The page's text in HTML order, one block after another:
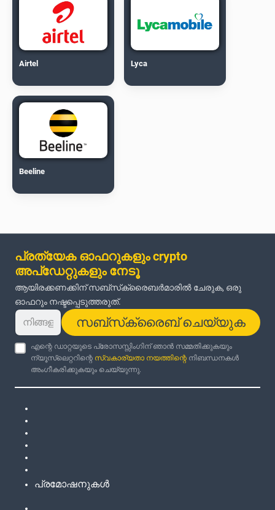
Airtel Lyca
Beeline
പ്രത്യേക ഓഫറുകളും crypto
അപ്‌ഡേറ്റുകളും നേടൂ
ആയിരക്കണക്കിന് സബ്‌സ്‌ക്രൈബർമാരിൽ ചേരുക, ഒരു
ഓഫറും നഷ്ടപ്പെടുത്തരുത്.
സബ്‌സ്‌ക്രൈബ് ചെയ്യുക
എന്റെ ഡാറ്റയുടെ പ്രോസസ്സിംഗിന് ഞാൻ സമ്മതിക്കുകയും
ന്യൂസ്‌ലെറ്ററിന്റെ സ്വകാര്യതാ നയത്തിന്റെ നിബന്ധനകൾ
അംഗീകരിക്കുകയും ചെയ്യുന്നു.
പ്രമോഷനുകൾ